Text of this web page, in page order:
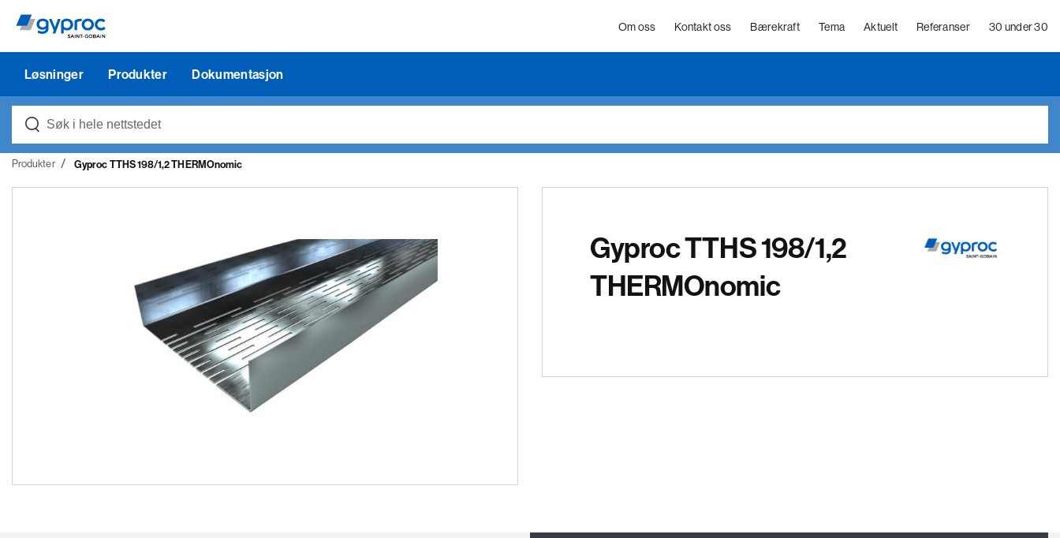
Om oss Kontakt oss Bærekraft Tema Aktuelt Referanser 30 under 30
Løsninger Produkter Dokumentasjon
Produkter Gyproc TTHS 198/1,2 THERMOnomic
Gyproc TTHS 198/1,2
THERMOnomic